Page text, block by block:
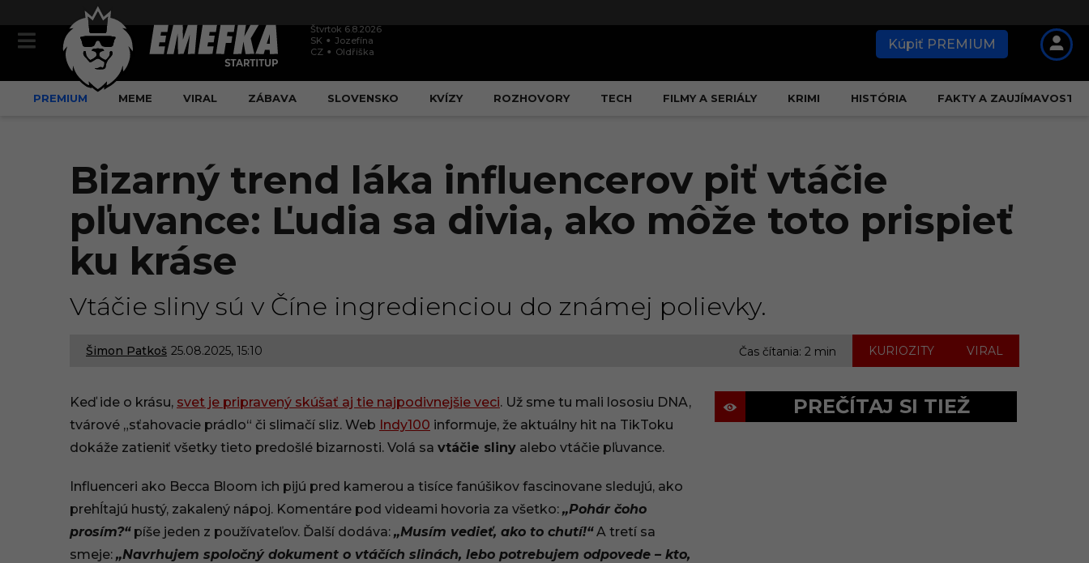
Štvrtok 6.8.2026
SK
Jozefína
CZ
Oldřiška Kúpiť PREMIUM
PREMIUM MEME VIRAL ZÁBAVA SLOVENSKO KVÍZY ROZHOVORY TECH FILMY A SERIÁLY KRIMI HISTÓRIA FAKTY A ZAUJÍMAVOSTI
Bizarný trend láka influencerov piť vtáčie
pľuvance: Ľudia sa divia, ako môže toto prispieť
ku kráse
Vtáčie sliny sú v Číne ingredienciou do známej polievky.
Šimon Patkoš 25.08.2025, 15:10
2
0
8
.
2
Čas čítania: 2 min KURIOZITY VIRAL
Keď ide o krásu, svet je pripravený skúšať aj tie najpodivnejšie veci. Už sme tu mali lososiu DNA,
tvárové „sťahovacie prádlo“ či slimačí sliz. Web Indy100 informuje, že aktuálny hit na TikToku
dokáže zatieniť všetky tieto predošlé bizarnosti. Volá sa vtáčie sliny alebo vtáčie pľuvance.
Influenceri ako Becca Bloom ich pijú pred kamerou a tisíce fanúšikov fascinovane sledujú, ako
prehĺtajú hustý, zakalený nápoj. Komentáre pod videami hovoria za všetko: „Pohár čoho
prosím?“píše jeden z používateľov. Ďalší dodáva: „Musím vedieť, ako to chutí!“A tretí sa
smeje: „Navrhujem spoločný dokument o vtáčích slinách, lebo potrebujem odpovede – kto,
PREČÍTAJ SI TIEŽ